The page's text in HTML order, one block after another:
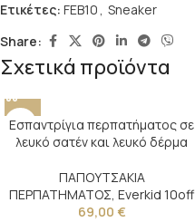
Ετικέτες: FEB10, Sneaker
Share:
Σχετικά προϊόντα
Εσπαντρίγια περπατήματος σε
λευκό σατέν και λευκό δέρμα
ΠΑΠΟΥΤΣΑΚΙΑ
ΠΕΡΠΑΤΗΜΑΤΟΣ, Everkid 10off
69,00 €